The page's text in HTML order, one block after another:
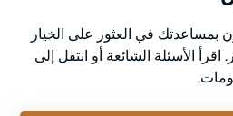
بمساعدتك في العثور على الخيار
اقرأ الأسئلة الشائعة أو انتقل إلى